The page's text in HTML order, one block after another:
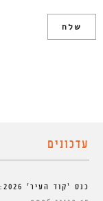
עדכונים
כנס ‘קוד העיר’ 2026: פענוח ועיצוב עיר המחר